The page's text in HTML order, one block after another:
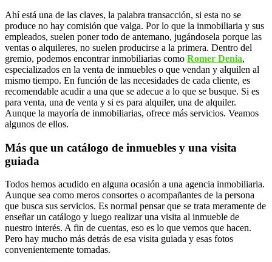
Ahí está una de las claves, la palabra transacción, si esta no se
produce no hay comisión que valga. Por lo que la inmobiliaria y sus
empleados, suelen poner todo de antemano, jugándosela porque las
ventas o alquileres, no suelen producirse a la primera. Dentro del
gremio, podemos encontrar inmobiliarias como Romer Denia,
especializados en la venta de inmuebles o que vendan y alquilen al
mismo tiempo. En función de las necesidades de cada cliente, es
recomendable acudir a una que se adecue a lo que se busque. Si es
para venta, una de venta y si es para alquiler, una de alquiler.
Aunque la mayoría de inmobiliarias, ofrece más servicios. Veamos
algunos de ellos.
Más que un catálogo de inmuebles y una visita
guiada
Todos hemos acudido en alguna ocasión a una agencia inmobiliaria.
Aunque sea como meros consortes o acompañantes de la persona
que busca sus servicios. Es normal pensar que se trata meramente de
enseñar un catálogo y luego realizar una visita al inmueble de
nuestro interés. A fin de cuentas, eso es lo que vemos que hacen.
Pero hay mucho más detrás de esa visita guiada y esas fotos
convenientemente tomadas.